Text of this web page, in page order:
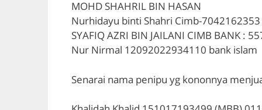
MOHD SHAHRIL BIN HASAN
Nurhidayu binti Shahri Cimb-7042162353
SYAFIQ AZRI BIN JAILANI CIMB BANK :
Nur Nirmal 12092022934110 bank islam
Senarai nama penipu yg kononnya